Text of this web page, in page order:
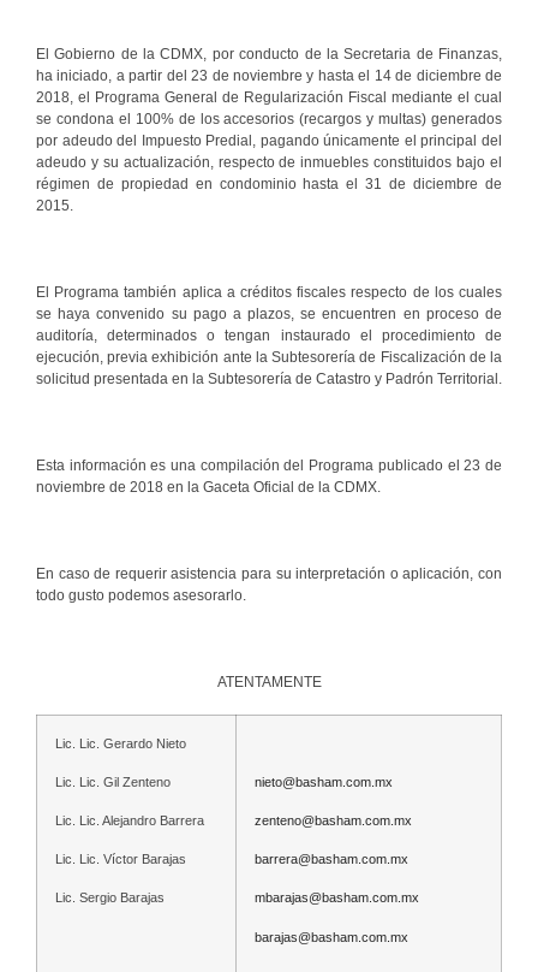
El Gobierno de la CDMX, por conducto de la Secretaria de Finanzas,
ha iniciado, a partir del 23 de noviembre y hasta el 14 de diciembre de
2018, el Programa General de Regularización Fiscal mediante el cual
se condona el 100% de los accesorios (recargos y multas) generados
por adeudo del Impuesto Predial, pagando únicamente el principal del
adeudo y su actualización, respecto de inmuebles constituidos bajo el
régimen de propiedad en condominio hasta el 31 de diciembre de
2015.
El Programa también aplica a créditos fiscales respecto de los cuales
se haya convenido su pago a plazos, se encuentren en proceso de
auditoría, determinados o tengan instaurado el procedimiento de
ejecución, previa exhibición ante la Subtesorería de Fiscalización de la
solicitud presentada en la Subtesorería de Catastro y Padrón Territorial.
Esta información es una compilación del Programa publicado el 23 de
noviembre de 2018 en la Gaceta Oficial de la CDMX.
En caso de requerir asistencia para su interpretación o aplicación, con
todo gusto podemos asesorarlo.
ATENTAMENTE
Lic. Lic. Gerardo Nieto
Lic. Lic. Gil Zenteno
Lic. Lic. Alejandro Barrera
Lic. Lic. Víctor Barajas
Lic. Sergio Barajas
nieto@basham.com.mx
zenteno@basham.com.mx
barrera@basham.com.mx
mbarajas@basham.com.mx
barajas@basham.com.mx